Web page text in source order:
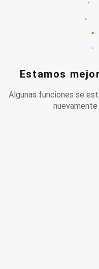
Estamos
Algunas funciones se